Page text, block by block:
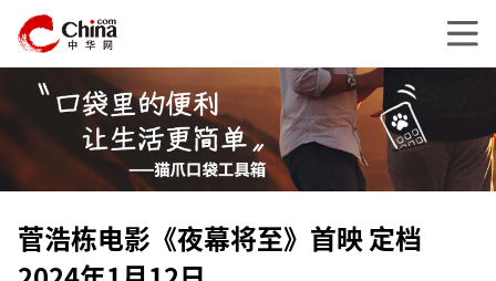
菅浩栋电影《夜幕将至》首映 定档